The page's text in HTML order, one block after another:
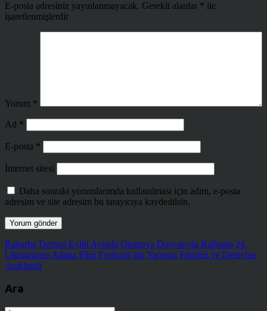
E-posta adresiniz yayınlanmayacak. Gerekli alanlar * ile
işaretlenmişlerdir
Yorum *
Ad *
E-posta *
İnternet sitesi
Daha sonraki yorumlarımda kullanılması için adım, e-posta
adresim ve site adresim bu tarayıcıya kaydedilsin.
Rabarba Dergisi Eylül Ayında Distopya Dosyasıyla Raflarda 24.
Uluslararası Adana Film Festivali’nin Yarışma Filmleri ve Detayları
Açıklandı
Ara